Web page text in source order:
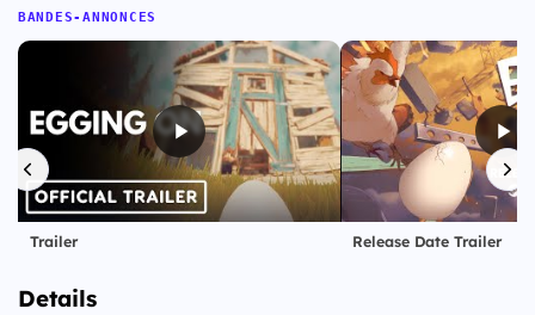
BANDES-ANNONCES
Trailer Release Date Trailer
Details